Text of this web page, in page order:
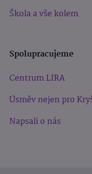
Škola a vše kolem
Spolupracujeme
Centrum LIRA
Úsměv nejen pro
Napsali o nás